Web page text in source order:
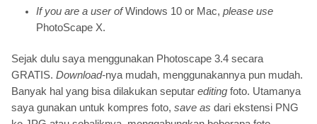
If you are a user ofWindows 10 or Mac, please use
PhotoScape X.
Sejak dulu saya menggunakan Photoscape 3.4 secara
GRATIS. Download-nya mudah, menggunakannya pun mudah.
Banyak hal yang bisa dilakukan seputar editing foto. Utamanya
saya gunakan untuk kompres foto, save as dari ekstensi PNG